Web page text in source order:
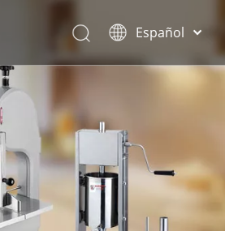
Español
English